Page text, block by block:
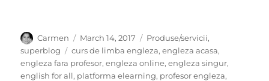
Author
Carmen
Posted
on
March 14, 2017 Categories
Produse/servicii,
superblog
Tags
curs de limba engleza,engleza acasa,
engleza fara profesor,engleza online,engleza singur,
english for all, platforma elearning, profesor engleza,